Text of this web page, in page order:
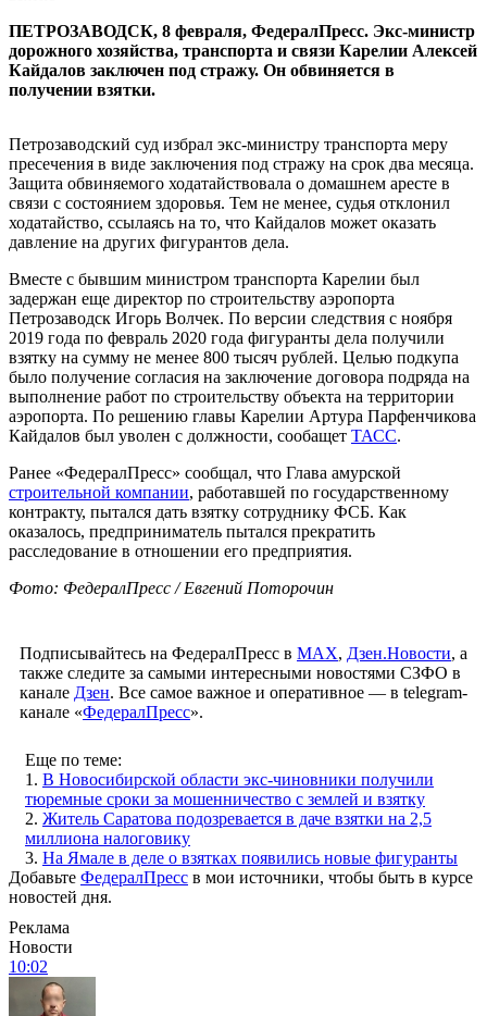
ПЕТРОЗАВОДСК, 8 февраля, ФедералПресс. Экс-министр
дорожного хозяйства, транспорта и связи Карелии Алексей
Кайдалов заключен под стражу. Он обвиняется в
получении взятки.
Петрозаводский суд избрал экс-министру транспорта меру
пресечения в виде заключения под стражу на срок два месяца.
Защита обвиняемого ходатайствовала о домашнем аресте в
связи с состоянием здоровья. Тем не менее, судья отклонил
ходатайство, ссылаясь на то, что Кайдалов может оказать
давление на других фигурантов дела.
Вместе с бывшим министром транспорта Карелии был
задержан еще директор по строительству аэропорта
Петрозаводск Игорь Волчек. По версии следствия с ноября
2019 года по февраль 2020 года фигуранты дела получили
взятку на сумму не менее 800 тысяч рублей. Целью подкупа
было получение согласия на заключение договора подряда на
выполнение работ по строительству объекта на территории
аэропорта. По решению главы Карелии Артура Парфенчикова
Кайдалов был уволен с должности, сообащет ТАСС.
Ранее «ФедералПресс» сообщал, что Глава амурской
строительной компании, работавшей по государственному
контракту, пытался дать взятку сотруднику ФСБ. Как
оказалось, предприниматель пытался прекратить
расследование в отношении его предприятия.
Фото: ФедералПресс / Евгений Поторочин
Подписывайтесь на ФедералПресс в МАХ, Дзен.Новости, а
также следите за самыми интересными новостями СЗФО в
канале Дзен. Все самое важное и оперативное — в telegram-
канале «ФедералПресс».
Еще по теме:
1. В Новосибирской области экс-чиновники получили
тюремные сроки за мошенничество с землей и взятку
2. Житель Саратова подозревается в даче взятки на 2,5
миллиона налоговику
3. На Ямале в деле о взятках появились новые фигуранты
Добавьте ФедералПресс в мои источники, чтобы быть в курсе
новостей дня.
Реклама
Новости
10:02